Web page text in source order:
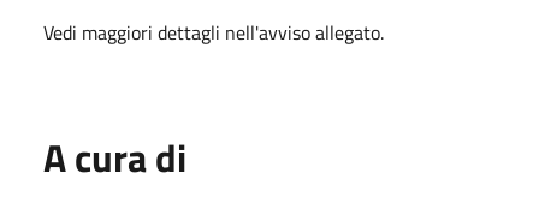
Vedi maggiori dettagli nell'avviso allegato.
A cura di